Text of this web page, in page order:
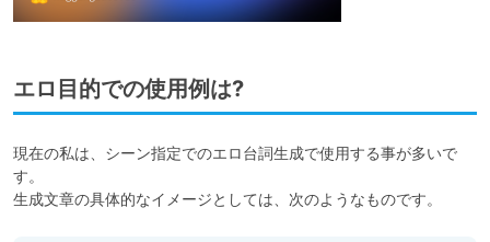
エロ目的での使用例は?
現在の私は、シーン指定でのエロ台詞生成で使用する事が多いで
す。
生成文章の具体的なイメージとしては、次のようなものです。